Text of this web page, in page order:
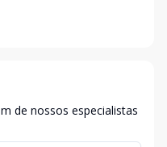
de nossos especialistas